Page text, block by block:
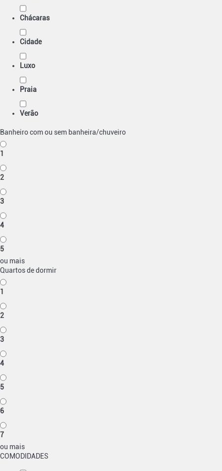
Chácaras
Cidade
Luxo
Praia
Verão
Banheiro com ou sem banheira/chuveiro
1
2
3
4
5
ou mais
Quartos de dormir
1
2
3
4
5
6
7
ou mais
COMODIDADES